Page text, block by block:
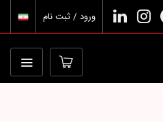
ورود / ثبت نام